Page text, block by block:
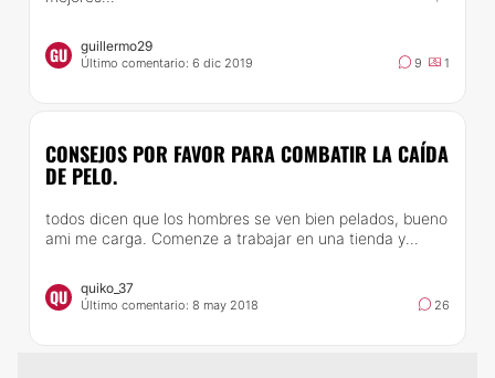
GU guillermo29
Último comentario: 6 dic 2019 9 1
CONSEJOS POR FAVOR PARA COMBATIR LA CAÍDA
DE PELO.
todos dicen que los hombres se ven bien pelados, bueno
ami me carga. Comenze a trabajar en una tienda y...
QU quiko_37
Último comentario: 8 may 2018 26